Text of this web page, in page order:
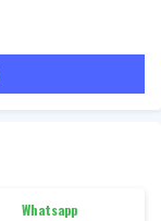
Whatsapp